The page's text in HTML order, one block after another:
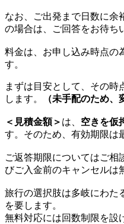
なお、ご出発まで日数に余
の場合は、ご回答をお待ち
料金は、お申し込み時点の
す。
まずは目安として、その時
します。
（未手配のため、
＜見積金額＞ は、 空きを仮
す。そのため、有効期限は
ご返答期限についてはご相
びご入金前のキャンセルは
旅行の選択肢は多岐にわた
を要します。
無料対応には回数制限を設